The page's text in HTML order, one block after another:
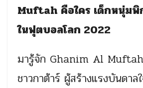
Muftah คือใคร เด็กหนุ่มพิ
ในฟุตบอลโลก 2022
มารู้จัก Ghanim Al
ชาวกาต้าร์ ผู้สร้างแรงบันดาล